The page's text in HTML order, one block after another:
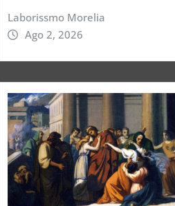
Laborissmo Morelia
Ago 2, 2026